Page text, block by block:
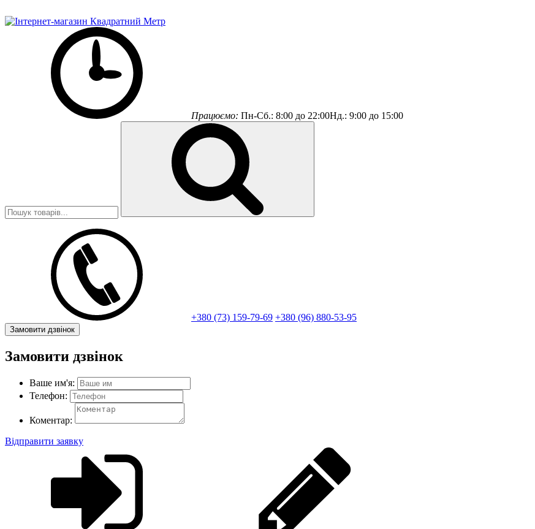
Працюємо: Пн-Сб.: 8:00 до 22:00Нд.: 9:00 до 15:00
+380 (73) 159-79-69 +380 (96) 880-53-95
Замовити дзвінок
Замовити дзвінок
Ваше им'я:
Телефон:
Коментар:
Відправити заявку